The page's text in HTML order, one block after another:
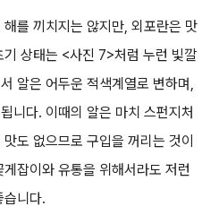
를 끼치지는 않지만, 외포란은 맛
기 상태는 <사진 7>처럼 누런 빛깔
알은 어두운 적색계열로 변하며,
니다. 이때의 알은 마치 스펀지처
도 없으므로 구입을 꺼리는 것이
잡이와 유통을 위해서라도 저런
습니다.